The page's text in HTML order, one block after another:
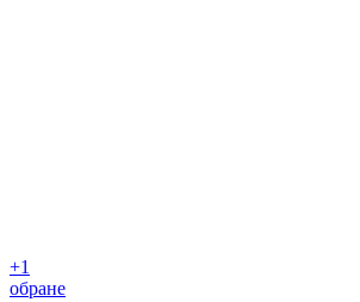
+1
обране